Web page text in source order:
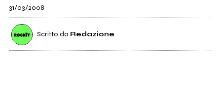
31/03/2008
Scritto da Redazione